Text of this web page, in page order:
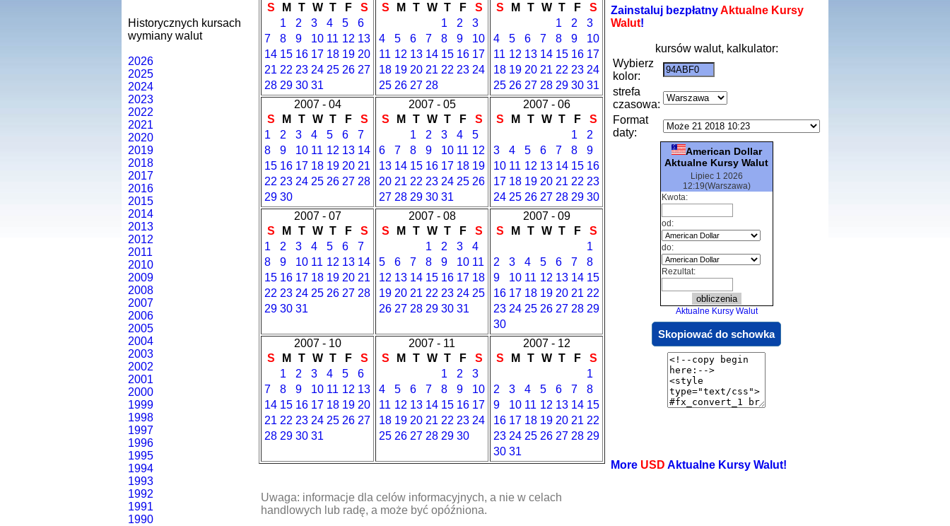
Historycznych kursach
wymiany walut
2026
2025
2024
2023
2022
2021
2020
2019
2018
2017
2016
2015
2014
2013
2012
2011
2010
2009
2008
2007
2006
2005
2004
2003
2002
2001
2000
1999
1998
1997
1996
1995
1994
1993
1992
1991
1990
S
M T W T F
S
1
2 3 4 5
6
7
8 9 10 11 12 13
14 15 16 17 18 19 20
21 22 23 24 25 26 27
28 29 30 31
S
M T W T F
S
1
2
3
4
5 6 7 8 9
10
11 12 13 14 15 16 17
18 19 20 21 22 23 24
25 26 27 28
S
M T W T F
S
1
2
3
4
5 6 7 8 9
10
11 12 13 14 15 16 17
18 19 20 21 22 23 24
25 26 27 28 29 30 31
2007 - 04
S
M T W T F
S
1
2 3 4 5 6
7
8
9 10 11 12 13 14
15 16 17 18 19 20 21
22 23 24 25 26 27 28
29 30
2007 - 05
S
M T W T F
S
1
2 3 4
5
6
7 8 9 10 11 12
13 14 15 16 17 18 19
20 21 22 23 24 25 26
27 28 29 30 31
2007 - 06
S
M T W T F
S
1
2
3
4 5 6 7 8
9
10 11 12 13 14 15 16
17 18 19 20 21 22 23
24 25 26 27 28 29 30
2007 - 07
S
M T W T F
S
1
2 3 4 5 6
7
8
9 10 11 12 13 14
15 16 17 18 19 20 21
22 23 24 25 26 27 28
29 30 31
2007 - 08
S
M T W T F
S
1
2 3
4
5
6 7 8 9 10 11
12 13 14 15 16 17 18
19 20 21 22 23 24 25
26 27 28 29 30 31
2007 - 09
S
M T W T F
S
1
2
3 4 5 6 7
8
9
10 11 12 13 14 15
16 17 18 19 20 21 22
23 24 25 26 27 28 29
30
2007 - 10
S
M T W T F
S
1
2 3 4 5
6
7
8 9 10 11 12 13
14 15 16 17 18 19 20
21 22 23 24 25 26 27
28 29 30 31
2007 - 11
S
M T W T F
S
1
2
3
4
5 6 7 8 9
10
11 12 13 14 15 16 17
18 19 20 21 22 23 24
25 26 27 28 29 30
2007 - 12
S
M T W T F
S
1
2
3 4 5 6 7
8
9
10 11 12 13 14 15
16 17 18 19 20 21 22
23 24 25 26 27 28 29
30 31
Uwaga: informacje dla celów informacyjnych, a nie w celach
handlowych lub radę, a może być opóźniona.
Zainstaluj bezpłatnyAktualne Kursy
Walut!
kursów walut, kalkulator:
Wybierz
kolor:
strefa
czasowa:
Format
daty:
American Dollar
Aktualne Kursy Walut
Lipiec 1 2026
12:19(Warszawa)
Kwota:
od:
do:
Rezultat:
Aktualne Kursy Walut
Skopiować do schowka
More USD Aktualne Kursy Walut!